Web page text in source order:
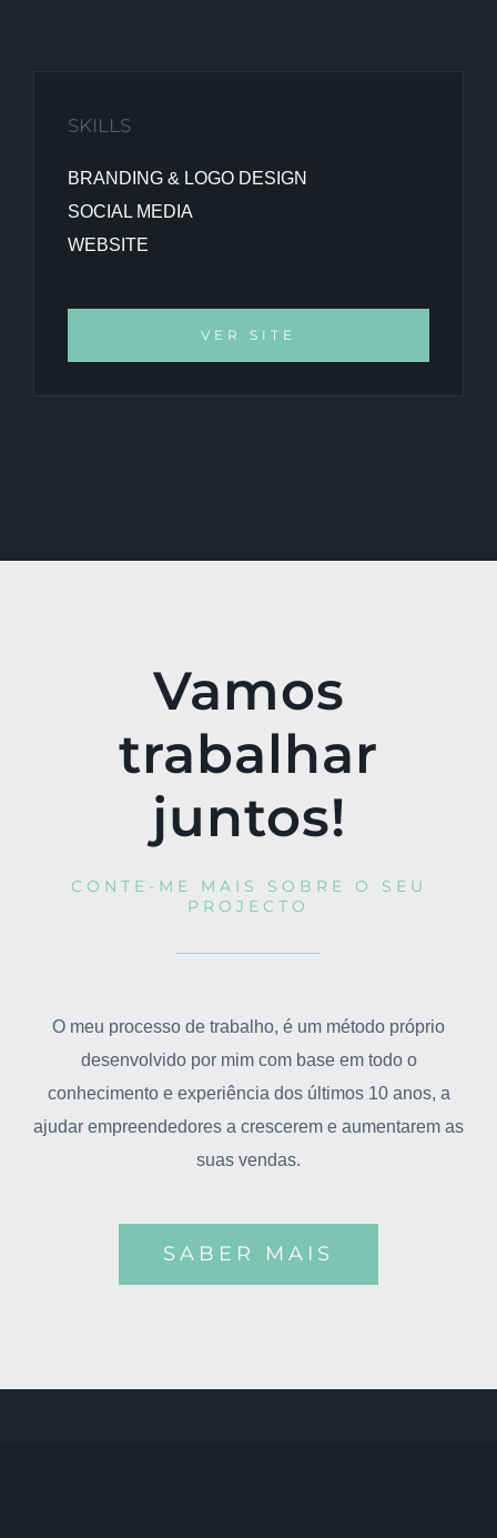
SKILLS
BRANDING & LOGO DESIGN
SOCIAL MEDIA
WEBSITE
VER SITE
Vamos
trabalhar
juntos!
CONTE-ME MAIS SOBRE O SEU
PROJECTO
O meu processo de trabalho, é um método próprio
desenvolvido por mim com base em todo o
conhecimento e experiência dos últimos 10 anos, a
ajudar empreendedores a crescerem e aumentarem as
suas vendas.
SABER MAIS